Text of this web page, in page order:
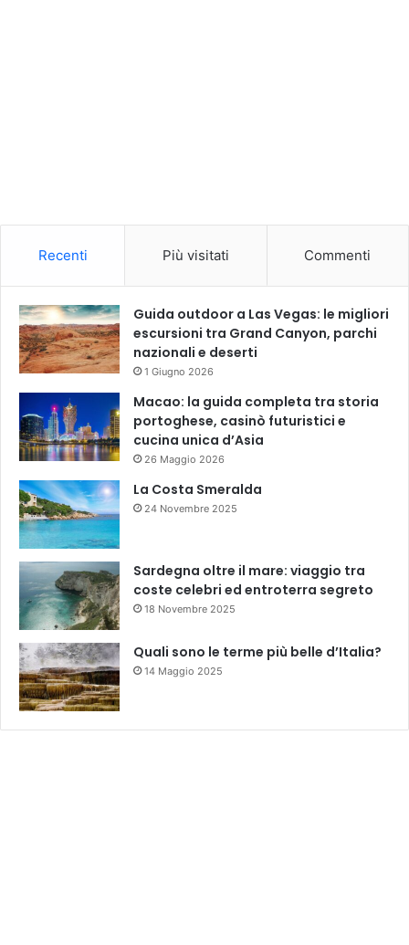
Recenti Più visitati Commenti
Guida outdoor a Las Vegas: le migliori
escursioni tra Grand Canyon, parchi
nazionali e deserti
1 Giugno 2026
Macao: la guida completa tra storia
portoghese, casinò futuristici e
cucina unica d’Asia
26 Maggio 2026
La Costa Smeralda
24 Novembre 2025
Sardegna oltre il mare: viaggio tra
coste celebri ed entroterra segreto
18 Novembre 2025
Quali sono le terme più belle d’Italia?
14 Maggio 2025